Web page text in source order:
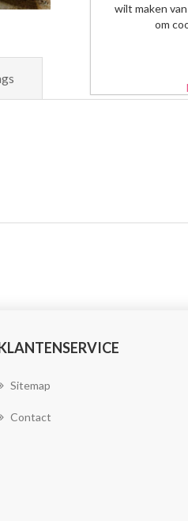
Sitemap
Contact
wilt maken
om